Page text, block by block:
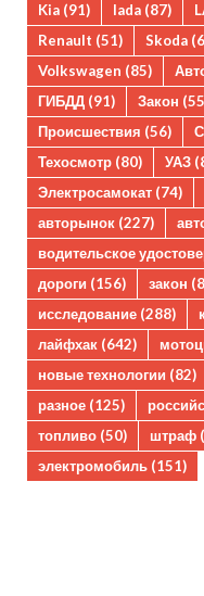
Kia (91) lada (87)
Renault (51) Skoda
Volkswagen (85)
ГИБДД (91) Закон
Происшествия (56)
Техосмотр (80) УАЗ
Электросамокат (74)
авторынок (227)
водительское
дороги (156) закон
исследование (288)
лайфхак (642)
новые технологии (82)
разное (125)
топливо (50) штраф
электромобиль (151)